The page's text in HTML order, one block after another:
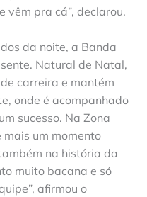
pra cá”, declarou.
da noite, a Banda
Natural de Natal,
carreira e mantém
onde é acompanhado
sucesso. Na Zona
mais um momento
na história da
muito bacana e só
afirmou o